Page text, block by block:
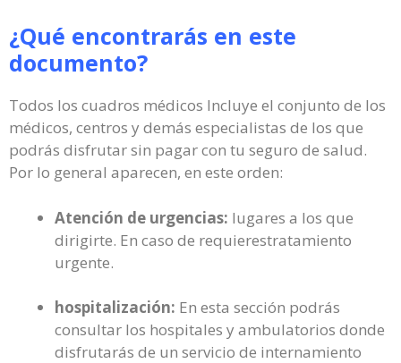
¿Qué encontrarás en este
documento?
Todos los cuadros médicos Incluye el conjunto de los
médicos, centros y demás especialistas de los que
podrás disfrutar sin pagar con tu seguro de salud.
Por lo general aparecen, en este orden:
Atención de urgencias: lugares a los que
dirigirte. En caso de requierestratamiento
urgente.
hospitalización: En esta sección podrás
consultar los hospitales y ambulatorios donde
disfrutarás de un servicio de internamiento